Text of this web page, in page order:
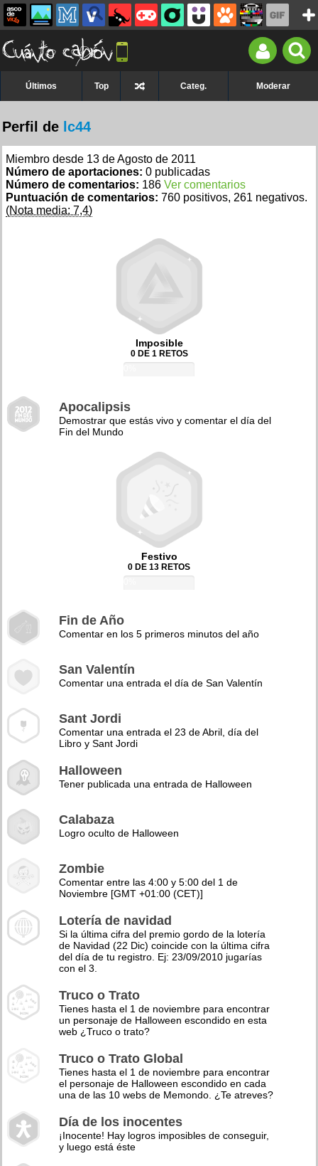
Últimos Top Categ. Moderar
Perfil de lc44
Miembro desde 13 de Agosto de 2011
Número de aportaciones: 0 publicadas
Número de comentarios: 186 Ver comentarios
Puntuación de comentarios: 760 positivos, 261 negativos.
(Nota media: 7,4)
Imposible
0 DE 1 RETOS
Apocalipsis
Demostrar que estás vivo y comentar el día del
Fin del Mundo
Festivo
0 DE 13 RETOS
Fin de Año
Comentar en los 5 primeros minutos del año
San Valentín
Comentar una entrada el día de San Valentín
Sant Jordi
Comentar una entrada el 23 de Abril, día del
Libro y Sant Jordi
Halloween
Tener publicada una entrada de Halloween
Calabaza
Logro oculto de Halloween
Zombie
Comentar entre las 4:00 y 5:00 del 1 de
Noviembre [GMT +01:00 (CET)]
Lotería de navidad
Si la última cifra del premio gordo de la lotería
de Navidad (22 Dic) coincide con la última cifra
del día de tu registro. Ej: 23/09/2010 jugarías
con el 3.
Truco o Trato
Tienes hasta el 1 de noviembre para encontrar
un personaje de Halloween escondido en esta
web ¿Truco o trato?
Truco o Trato Global
Tienes hasta el 1 de noviembre para encontrar
el personaje de Halloween escondido en cada
una de las 10 webs de Memondo. ¿Te atreves?
Día de los inocentes
¡Inocente! Hay logros imposibles de conseguir,
y luego está éste